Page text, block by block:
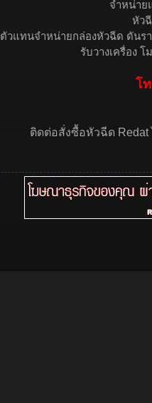
จำหน่าย
หัว
ตัวแทนจำหน่ายกล่องหัวฉีด ดันรา
รับวางเครื่อง
โ
ติดต่อสั่งซื้อหัวฉีด Redat